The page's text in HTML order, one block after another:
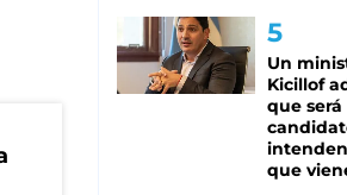
Un
Kicillof
que será
que